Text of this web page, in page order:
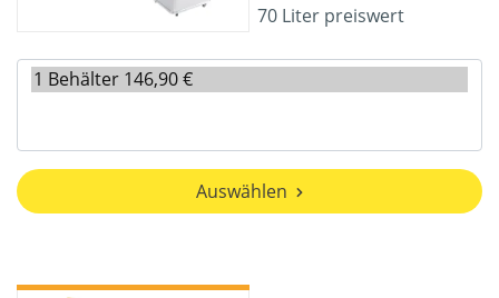
70 Liter preiswert
Auswählen